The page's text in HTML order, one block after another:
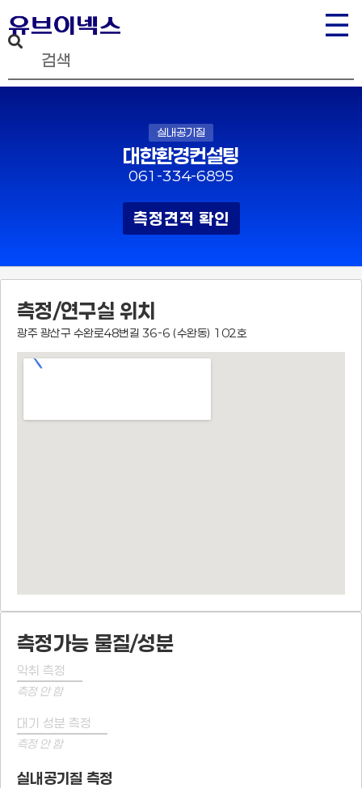
실내공기질
대한환경컨설팅
061-334-6895
측정견적 확인
측정/연구실 위치
광주 광산구 수완로48번길 36-6 (수완동) 102호
측정가능 물질/성분
악취 측정
측정 안 함
대기 성분 측정
측정 안 함
실내공기질 측정